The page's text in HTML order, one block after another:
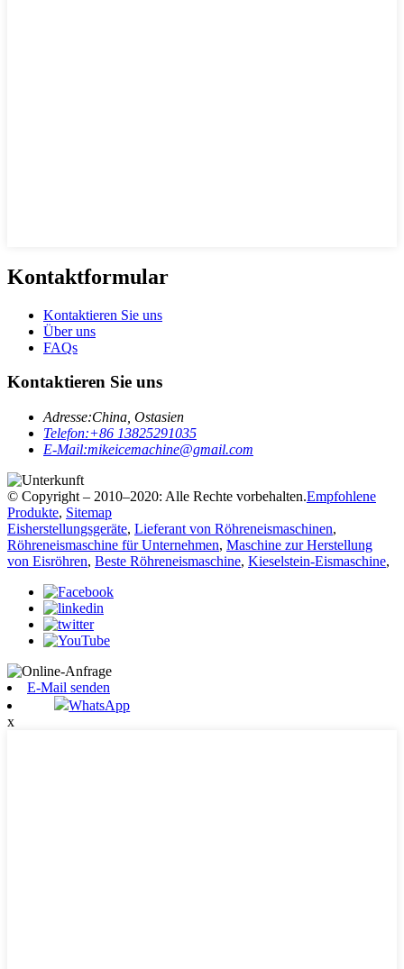
Kontaktformular
Kontaktieren Sie uns
Über uns
FAQs
Kontaktieren Sie uns
Adresse:China, Ostasien
Telefon:+86 13825291035
E-Mail:mikeicemachine@gmail.com
© Copyright – 2010–2020: Alle Rechte vorbehalten.Empfohlene
Produkte, Sitemap
Eisherstellungsgeräte, Lieferant von Röhreneismaschinen,
Röhreneismaschine für Unternehmen, Maschine zur Herstellung
von Eisröhren, Beste Röhreneismaschine, Kieselstein-Eismaschine,
E-Mail senden
WhatsApp
x